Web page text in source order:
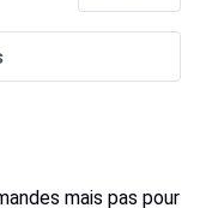
mais pas pour